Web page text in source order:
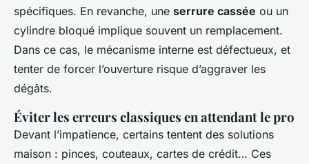
spécifiques. En revanche, une serrure cassée ou un
cylindre bloqué implique souvent un remplacement.
Dans ce cas, le mécanisme interne est défectueux, et
tenter de forcer l’ouverture risque d’aggraver les
dégâts.
Éviter les erreurs classiques en attendant le pro
Devant l’impatience, certains tentent des solutions
maison : pinces, couteaux, cartes de crédit… Ces